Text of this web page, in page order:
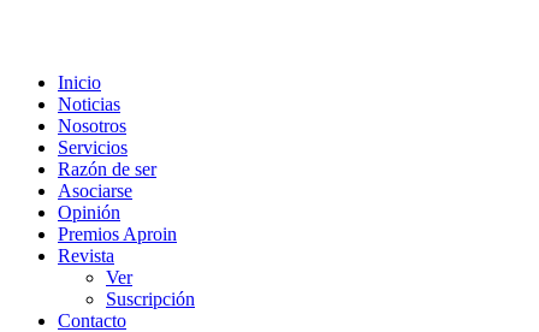
Inicio
Noticias
Nosotros
Servicios
Razón de ser
Asociarse
Opinión
Premios Aproin
Revista
Ver
Suscripción
Contacto